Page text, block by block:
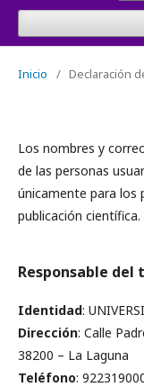
Inicio / Declaración
Los nombres y
de las personas
únicamente para los
publicación
Responsable
Identidad:
Dirección: Calle
38200 – La Laguna
Teléfono: